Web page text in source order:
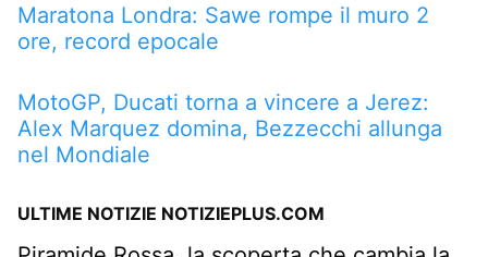
Maratona Londra: Sawe rompe il muro 2
ore, record epocale
MotoGP, Ducati torna a vincere a Jerez:
Alex Marquez domina, Bezzecchi allunga
nel Mondiale
ULTIME NOTIZIE NOTIZIEPLUS.COM